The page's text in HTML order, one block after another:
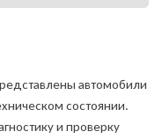
автомобили
состоянии.
и проверку